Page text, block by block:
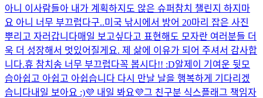
아니 이사람들아 내가 계획하지도 않은 슈퍼참치 챌린지 하지마
요 아니 너무 부끄럽다구..미국 낚시에서 방어 20마리 잡은 사진
뿌리고 자러갑니다매일 보고싶다고 표현해도 모자란 여러분들 더
욱 더 성장해서 멋있어질게요. 제 삶에 이유가 되어 주셔서 감사합
니다.휴 참치송 너무 부끄럽다꼭 봅시다!! :D알제이 기여운 뒷모
습아쉽고 아쉽고 아쉽습니다 다시 만날 날을 행복하게 기다리겠
습니다내일 보아요 :)💜 내일 봐요💜그 친구분 식스플래그 책임자